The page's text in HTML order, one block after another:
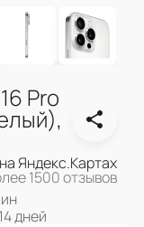
Pro
Яндекс.Картах
1500 отзывов
дней